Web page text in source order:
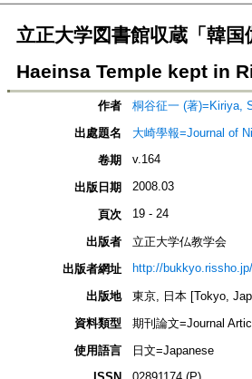
立正大学図書館収蔵「韓
Haeinsa Temple kept in
作者
桐谷征一 (著)=Kiriya,
出處題名
大崎學報=Journal of
卷期
v.164
出版日期 2008.03
頁次 19 - 24
出版者
立正大学仏教学会
出版者網址
http://
出版地
東京, 日本 [Tokyo,
資料類型
期刊論文=Journal
使用語言
日文=Japanese